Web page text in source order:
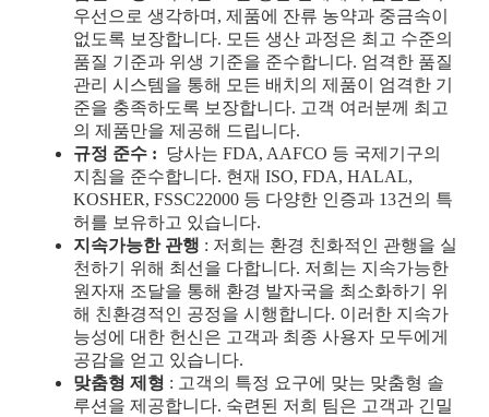
우선으로 생각하며, 제품에 잔류 농약과 중금속이
없도록 보장합니다. 모든 생산 과정은 최고 수준의
품질 기준과 위생 기준을 준수합니다. 엄격한 품질
관리 시스템을 통해 모든 배치의 제품이 엄격한 기
준을 충족하도록 보장합니다. 고객 여러분께 최고
의 제품만을 제공해 드립니다.
규정 준수 : 당사는 FDA, AAFCO 등 국제기구의
지침을 준수합니다. 현재 ISO, FDA, HALAL,
KOSHER, FSSC22000 등 다양한 인증과 13건의 특
허를 보유하고 있습니다.
지속가능한 관행 : 저희는 환경 친화적인 관행을 실
천하기 위해 최선을 다합니다. 저희는 지속가능한
원자재 조달을 통해 환경 발자국을 최소화하기 위
해 친환경적인 공정을 시행합니다. 이러한 지속가
능성에 대한 헌신은 고객과 최종 사용자 모두에게
공감을 얻고 있습니다.
맞춤형 제형 : 고객의 특정 요구에 맞는 맞춤형 솔
루션을 제공합니다. 숙련된 저희 팀은 고객과 긴밀